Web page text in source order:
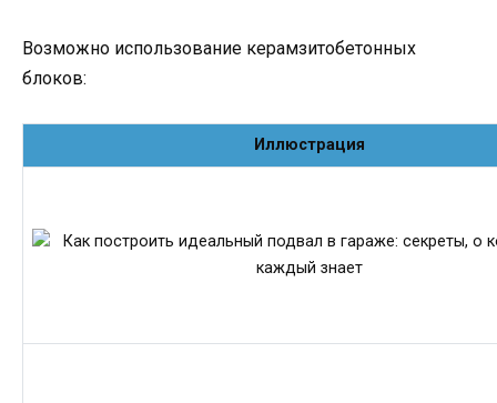
Возможно использование керамзитобетонных
блоков:
Иллюстрация